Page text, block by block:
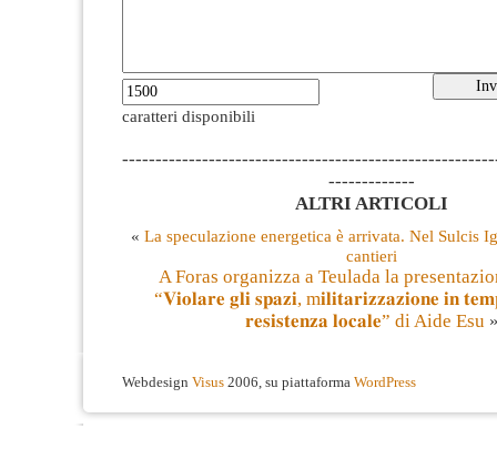
caratteri disponibili
-------------
ALTRI ARTICOLI
« La speculazione energetica è arrivata. Nel Sulcis
cantieri
A Foras organizza a Teulada la
“𝐕𝐢𝐨𝐥𝐚𝐫𝐞 𝐠𝐥𝐢 𝐬𝐩𝐚𝐳𝐢, m𝐢𝐥𝐢𝐭𝐚𝐫𝐢𝐳𝐳𝐚𝐳𝐢𝐨𝐧𝐞 𝐢𝐧
𝐫𝐞𝐬𝐢𝐬𝐭𝐞𝐧𝐳𝐚 𝐥𝐨𝐜𝐚𝐥𝐞” di Aide Esu
Webdesign Visus 2006, su piattaforma WordPress